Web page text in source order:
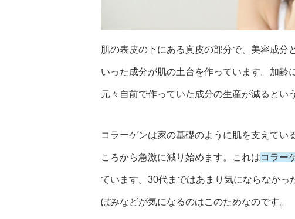
肌の表皮の下にある真皮の部分で、美容成分
いった成分が肌の土台を作っています。加齢
元々自前で作っていた成分の生産が減るとい
コラーゲンは家の基礎のように肌を支えてい
ころから急激に減り始めます。これはコラー
ています。30代まではあまり気にならなかっ
ぼみなどが気になるのはこのためなのです。